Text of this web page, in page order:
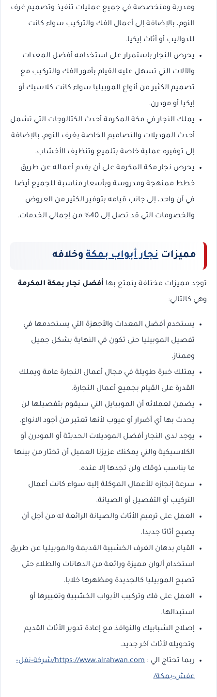
ومدربة ومتخصصة في جميع عمليات تنفيذ وتصميم غرف
النوم، بالإضافة إلى أعمال الفك والتركيب سواء كانت
للدواليب أو أثاث إيكيا.
يحرص النجار باستمرار على استخدامه أفضل المعدات
والآلات التي تسهل عليه القيام بأمور الفك والتركيب مع
تصميم الكثير من أنواع الموبيليا سواء كانت كلاسيك أو
إيكيا أو مودرن.
يملك النجار في مكة المكرمة أحدث الكتالوجات التي تشمل
أحدث الموديلات والتصاميم الخاصة بغرف النوم، بالإضافة
إلى توفيره عملية خاصة بتلميع وتنظيف الأخشاب.
يحرص نجار مكة المكرمة على أن يقدم أعماله عن طريق
خطط ممنهجة ومدروسة وبأسعار مناسبة للجميع أيضا
في آن واحد، إلى جانب قيامه بتوفير الكثير من العروض
والخصومات التي قد تصل إلى 40% من إجمالي الخدمات.
مميزات نجار أبواب بمكة وخلافه
توجد مميزات مختلفة يتمتع بها أفضل نجار بمكة المكرمة
وهي كالتالي:
يستخدم أفضل المعدات والأجهزة التي يستخدمها في
تفصيل الموبيليا حتى تكون في النهاية بشكل جميل
وممتاز.
يمتلك خبرة طويلة في مجال أعمال النجارة عامة ويملك
القدرة على القيام بجميع أعمال النجارة.
يضمن لعملائه أن الموبيايل التي سيقوم بتفصيلها لن
يحدث بها أي أضرار أو عيوب لأنها تعتبر من أجود الانواع.
يوجد لدى النجار أفضل الموديلات الحديثة أو المودرن أو
الكلاسيكية والتي يمكنك عزيزنا العميل أن تختار من بينها
ما يناسب ذوقك ولن تجدها إلا عنده.
سرعة إنجازه للأعمال الموكلة إليه سواء كانت أعمال
التركيب أو التفصيل أو الصيانة.
العمل على ترميم الأثاث والصيانة الرائعة له من أجل أن
يصبح أثاثا جديدا.
القيام بدهان الغرف الخشبية القديمة والموبيليا عن طريق
استخدام ألوان مميزة ورائعة من الدهانات والطلاء حتى
تصبح الموبيليا كالجديدة ومظهرها خلابا.
العمل على فك وتركيب الأبواب الخشبية وتغييرها أو
استبدالها.
إصلاح الشبابيك والنوافذ مع إعادة تدوير الأثاث القديم
وتحويله لأثاث آخر جديد.
ربما تحتاج الي :
https://www.alrahwan.com/شركة-نقل-
عفش-بمكة/